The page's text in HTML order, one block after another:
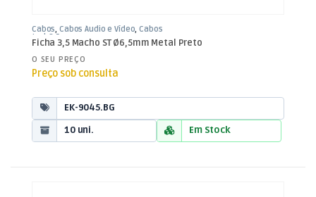
Cabos,Cabos Áudio e Vídeo,Cabos
Jack 3,5mm
Ficha 3,5 Macho ST Ø6,5mm Metal Preto
O SEU PREÇO
Preço sob consulta
EK-9045.BG
10 uni.
Em Stock